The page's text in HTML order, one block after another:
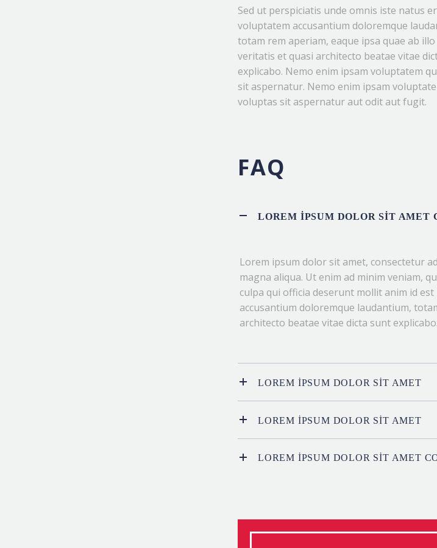
Sed ut perspiciatis unde omnis iste natus
voluptatem accusantium doloremque
totam rem aperiam, eaque ipsa quae ab
veritatis et quasi architecto beatae vitae
explicabo. Nemo enim ipsam voluptatem
sit aspernatur. Nemo enim ipsam
voluptas sit aspernatur aut odit aut fugit.
FAQ
LOREM IPSUM DOLOR SIT AMET
Lorem ipsum dolor sit amet, consectetur
magna aliqua. Ut enim ad minim veniam,
culpa qui officia deserunt mollit anim id
accusantium doloremque laudantium,
architecto beatae vitae dicta sunt explicabo.
LOREM IPSUM DOLOR SIT AMET
LOREM IPSUM DOLOR SIT AMET
LOREM IPSUM DOLOR SIT AMET